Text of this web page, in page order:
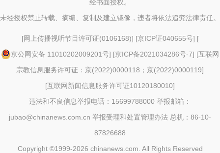
经书面授权。
未经授权禁止转载、摘编、复制及建立镜像，违者将依法追究法律责任。
[网上传播视听节目许可证(0106168)] [京ICP证040655号] [
京公网安备 11010202009201号] [京ICP备2021034286号-7] [互联网
宗教信息服务许可证：京(2022)0000118；京(2022)0000119]
[互联网新闻信息服务许可证10120180010]
违法和不良信息举报电话：15699788000 举报邮箱：
jubao@chinanews.com.cn 举报受理和处置管理办法 总机：86-10-
87826688
Copyright ©1999-2026 chinanews.com. All Rights Reserved